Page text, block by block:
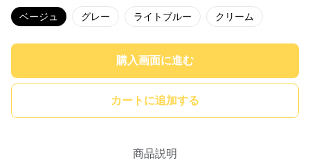
ベージュ グレー ライトブルー クリーム
購入画面に進む
カートに追加する
商品説明